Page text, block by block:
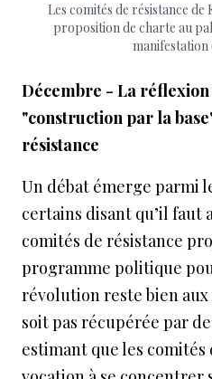
Les comités de résistance
proposition de charte au
manifestation
Décembre - La
"construction par la
résistance
Un débat émerge parmi
certains disant qu’il faut
comités de résistance
programme politique
révolution reste bien
soit pas récupérée par
estimant que les